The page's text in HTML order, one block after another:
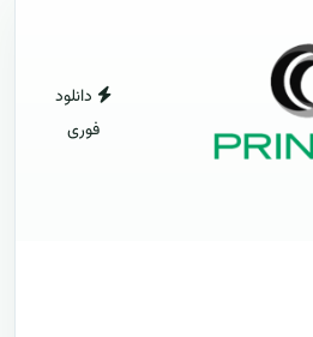
دانلود
فوری